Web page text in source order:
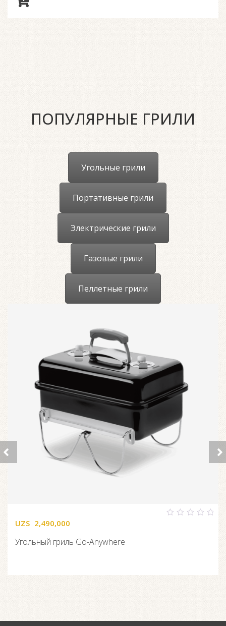
ПОПУЛЯРНЫЕ ГРИЛИ
Угольные грили
Портативные грили
Электрические грили
Газовые грили
Пеллетные грили
UZS 2,490,000
Угольный гриль Go-Anywhere